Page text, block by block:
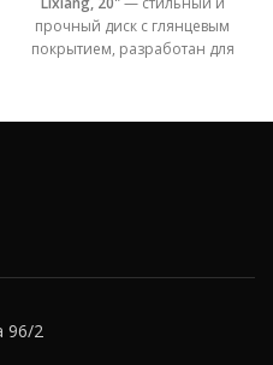
прочный диск с глянцевым
покрытием, разработан для
5x112. Совместим с
96/2